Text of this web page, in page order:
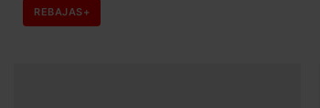
REBAJAS+